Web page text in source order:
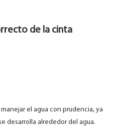
de la cinta
el agua con prudencia, ya
desarrolla alrededor del agua.